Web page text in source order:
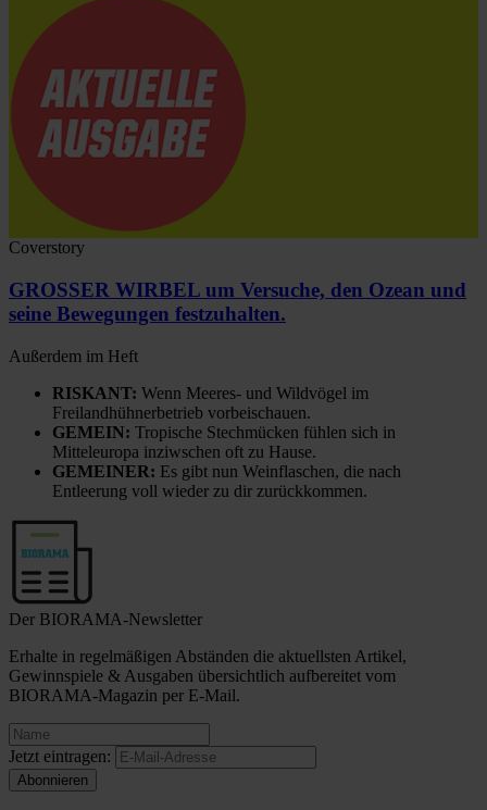
Coverstory
GROSSER WIRBEL um Versuche, den Ozean und
seine Bewegungen festzuhalten.
Außerdem im Heft
RISKANT: Wenn Meeres- und Wildvögel im
Freilandhühnerbetrieb vorbeischauen.
GEMEIN: Tropische Stechmücken fühlen sich in
Mitteleuropa inziwschen oft zu Hause.
GEMEINER: Es gibt nun Weinflaschen, die nach
Entleerung voll wieder zu dir zurückkommen.
Der BIORAMA-Newsletter
Erhalte in regelmäßigen Abständen die aktuellsten Artikel,
Gewinnspiele & Ausgaben übersichtlich aufbereitet vom
BIORAMA-Magazin per E-Mail.
Jetzt eintragen: